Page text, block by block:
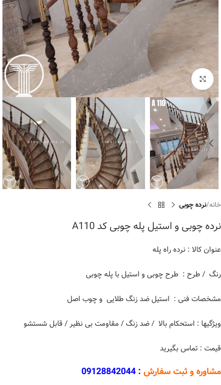
برای بزرگنمایی کلیک کنید
خانه نرده چوبی
نرده چوبی و استیل پله چوبی کد A110
عنوان کالا : نرده راه پله
رنگ / طرح : طرح چوبی و استیل با پله چوبی
مشخصات فنی : استیل ضد زنگ طلایی و چوب اصل
ویژگیها : استحکام بالا / ضد زنگ / مقاومت بی نظیر / قابل شستشو
قیمت : تماس بگیرید
مشاوره و ثبت سفارش :
09128842044